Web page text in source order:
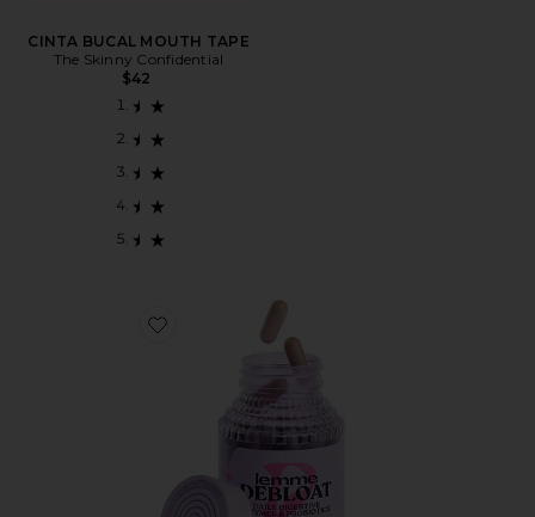
CINTA BUCAL MOUTH TAPE
The Skinny Confidential
$42
Favorite CÁPSULAS DESINFLADORAS DEBLOAT